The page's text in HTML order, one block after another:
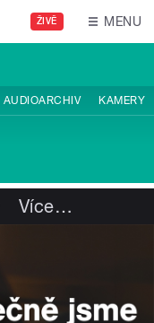
ŽIVĚ MENU
AUDIOARCHIV KAMERY
Více…